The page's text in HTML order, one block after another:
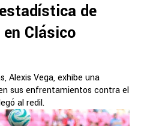
de
Clásico
Alexis Vega, exhibe una
sus enfrentamientos contra el
al redil.